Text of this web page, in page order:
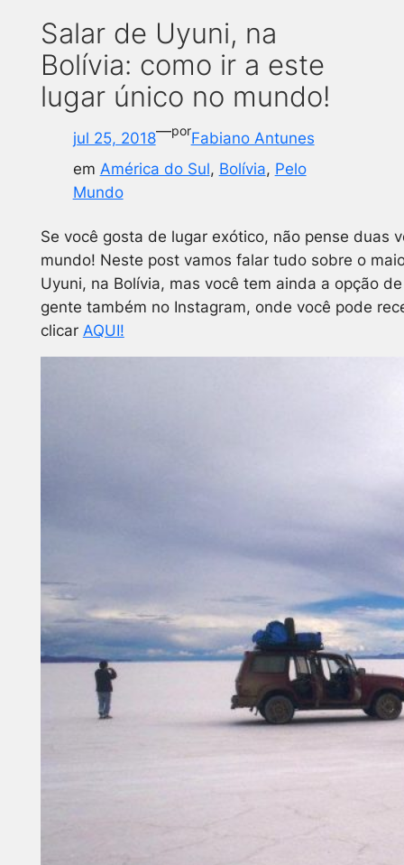
Salar de Uyuni, na
Bolívia: como ir a este
lugar único no mundo!
jul 25, 2018—porFabiano Antunes
em América do Sul, Bolívia, Pelo
Mundo
Se você gosta de lugar exótico, não pense duas
mundo! Neste post vamos falar tudo sobre o
Uyuni, na Bolívia, mas você tem ainda a opção
gente também no Instagram, onde você pode
clicar AQUI!